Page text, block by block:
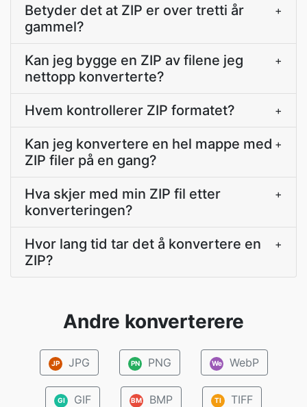
Betyder det at ZIP er over tretti år
gammel?
+
Kan jeg bygge en ZIP av filene jeg
nettopp konverterte?
+
Hvem kontrollerer ZIP formatet? +
Kan jeg konvertere en hel mappe med
ZIP filer på en gang?
+
Hva skjer med min ZIP fil etter
konverteringen?
+
Hvor lang tid tar det å konvertere en
ZIP?
+
Andre konverterere
JP JPG PN PNG We WebP
GI GIF BM BMP TI TIFF